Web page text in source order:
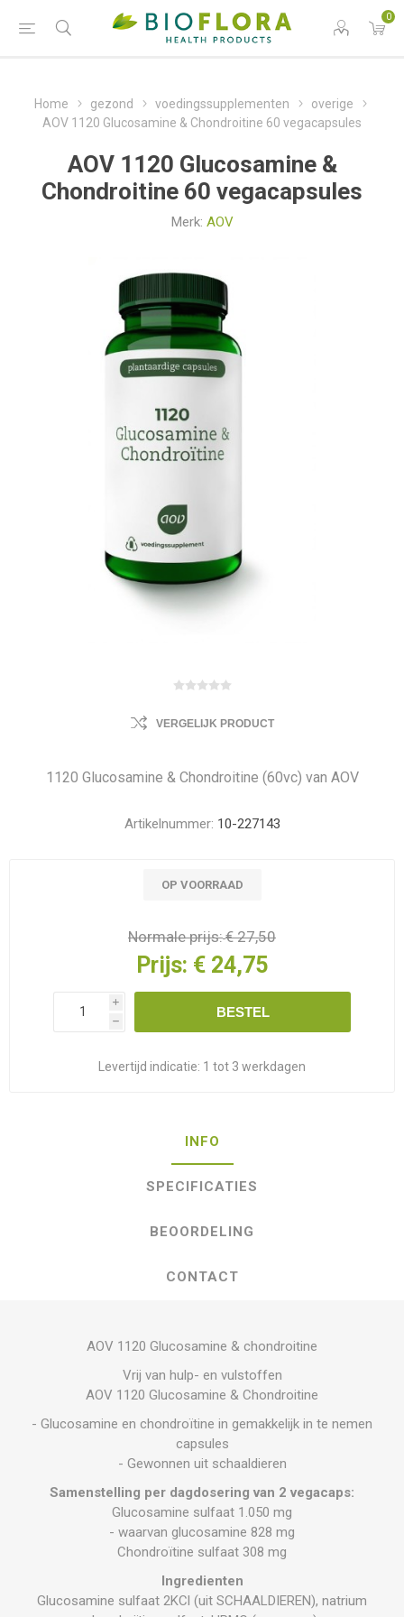
0
Home gezond voedingssupplementen
overige
AOV 1120 Glucosamine & Chondroitine 60 vegacapsules
AOV 1120 Glucosamine &
Chondroitine 60 vegacapsules
Merk: AOV
VERGELIJK PRODUCT
1120 Glucosamine & Chondroitine (60vc) van AOV
Artikelnummer: 10-227143
OP VOORRAAD
Normale prijs:€ 27,50
Prijs: € 24,75
i
h
BESTEL
Levertijd indicatie: 1 tot 3 werkdagen
INFO
SPECIFICATIES
BEOORDELING
CONTACT
AOV 1120 Glucosamine & chondroitine
Vrij van hulp- en vulstoffen
AOV 1120 Glucosamine & Chondroitine
- Glucosamine en chondroïtine in gemakkelijk in te nemen
capsules
- Gewonnen uit schaaldieren
Samenstelling per dagdosering van 2 vegacaps:
Glucosamine sulfaat 1.050 mg
- waarvan glucosamine 828 mg
Chondroïtine sulfaat 308 mg
Ingredienten
Glucosamine sulfaat 2KCl (uit SCHAALDIEREN), natrium